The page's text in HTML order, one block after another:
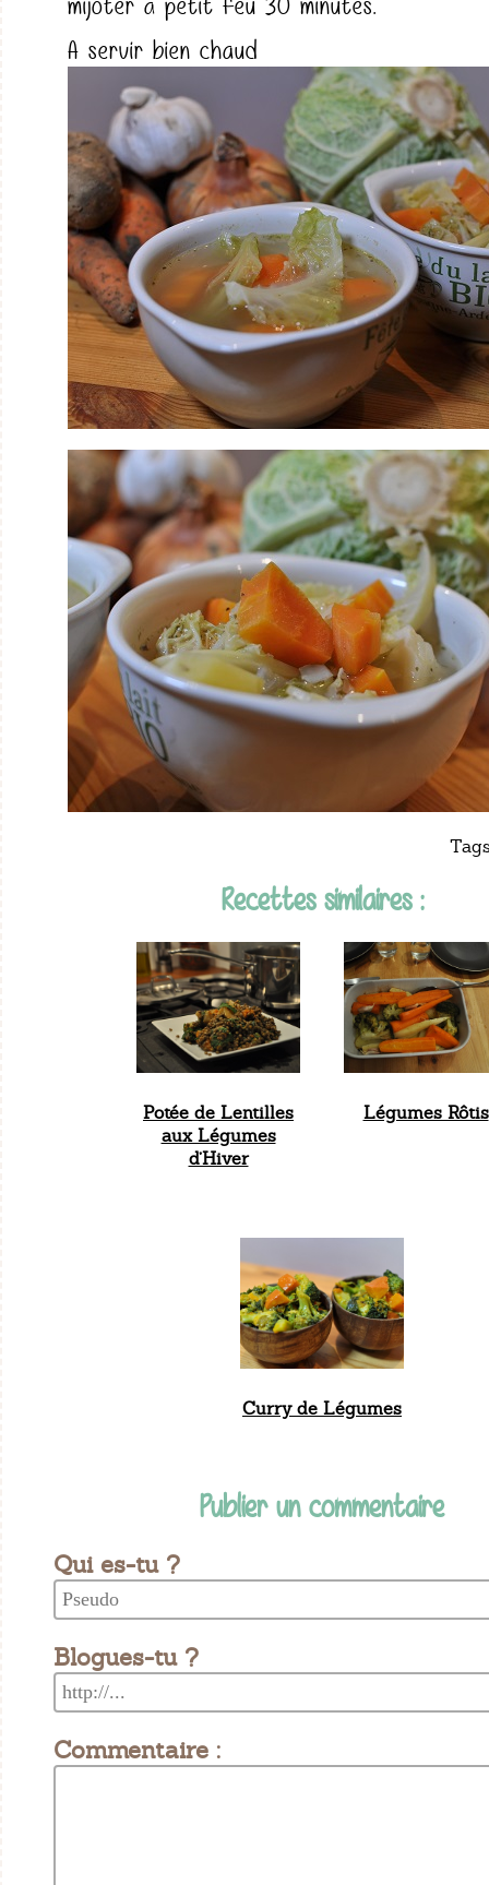
A servir bien chaud
Recettes similaires :
Potée de Lentilles
aux Légumes
d’Hiver
Légumes Rôtis
Curry de Légumes
Publier un commentaire
Qui es-tu ?
Blogues-tu ?
Commentaire :